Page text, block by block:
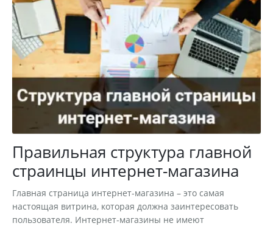
Правильная структура главной
страинцы интернет-магазина
Главная страница интернет-магазина – это самая
настоящая витрина, которая должна заинтересовать
пользователя. Интернет-магазины не имеют